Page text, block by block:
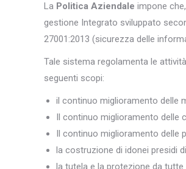
La Politica Aziendale impone
gestione Integrato sviluppato
27001:2013 (sicurezza delle
Tale sistema regolamenta le
seguenti scopi:
il continuo miglioramento delle
Il continuo miglioramento delle
Il continuo miglioramento delle
la costruzione di idonei presidi
la tutela e la protezione da tutte